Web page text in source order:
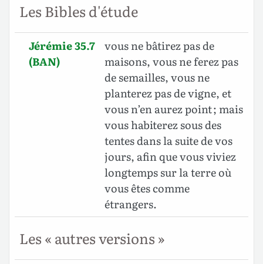
Les Bibles d'étude
Jérémie 35.7
(BAN)
vous ne bâtirez pas de
maisons, vous ne ferez pas
de semailles, vous ne
planterez pas de vigne, et
vous n’en aurez point ; mais
vous habiterez sous des
tentes dans la suite de vos
jours, afin que vous viviez
longtemps sur la terre où
vous êtes comme
étrangers.
Les « autres versions »